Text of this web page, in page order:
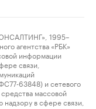
1995–
агентства «РБК»
информации
связи,
63848) и сетевого
массовой
в сфере связи,